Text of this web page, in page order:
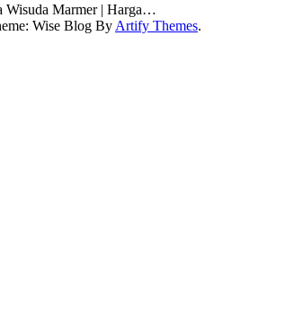
Wisuda Marmer | Harga…
Wise Blog By Artify Themes.